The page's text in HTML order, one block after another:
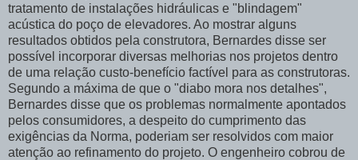
tratamento de instalações hidráulicas e "blindagem"
acústica do poço de elevadores. Ao mostrar alguns
resultados obtidos pela construtora, Bernardes disse ser
possível incorporar diversas melhorias nos projetos dentro
de uma relação custo-benefício factível para as construtoras.
Segundo a máxima de que o "diabo mora nos detalhes",
Bernardes disse que os problemas normalmente apontados
pelos consumidores, a despeito do cumprimento das
exigências da Norma, poderiam ser resolvidos com maior
atenção ao refinamento do projeto. O engenheiro cobrou de